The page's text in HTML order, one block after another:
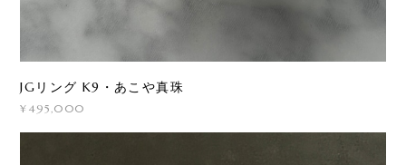
JGリング K9・あこや真珠
¥495,000